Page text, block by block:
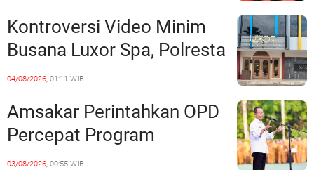
Sinergi dengan Pemko
Batam
Kontroversi Video Minim
Busana Luxor Spa, Polresta
Barelang Usut Tuntas
Unsur Pelanggaran Hukum
04/08/2026, 01:11 WIB
Amsakar Perintahkan OPD
Percepat Program
Prioritas, Targetkan
03/08/2026, 00:55 WIB